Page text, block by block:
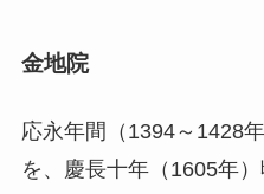
金地院
応永年間（1394～1428
を、慶長十年（1605年